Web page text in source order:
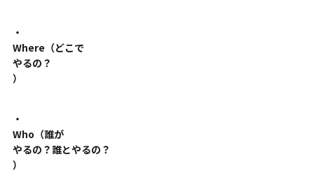
・
Where（どこで
やるの？
）
・
Who（誰が
やるの？誰とやるの？
）